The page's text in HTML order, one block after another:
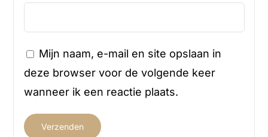
Mijn naam, e-mail en site opslaan in
deze browser voor de volgende keer
wanneer ik een reactie plaats.